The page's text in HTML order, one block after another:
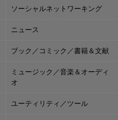
ソーシャルネットワーキング
ニュース
ブック／コミック／書籍＆文献
ミュージック／音楽＆オーディ
オ
ユーティリティ／ツール